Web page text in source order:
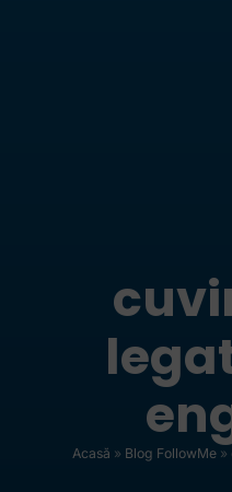
Acasă » Blog FollowMe»